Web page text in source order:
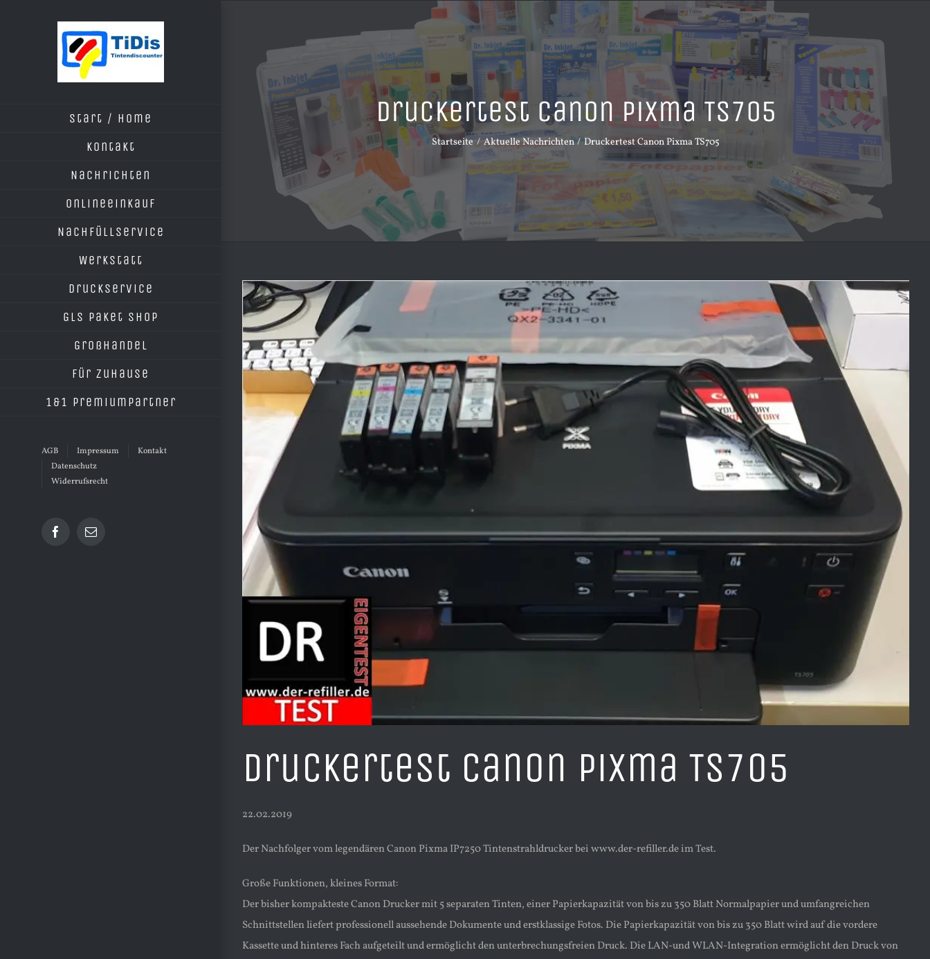
Start / Home
Kontakt
Nachrichten
Onlineeinkauf
Nachfüllservice
Werkstatt
Druckservice
GLS Paket Shop
Großhandel
Für Zuhause
1&1 Premiumpartner
AGB Impressum
Kontakt
Datenschutz
Widerrufsrecht
Facebook
E-
Druckertest Canon Pixma TS705
Startseite Aktuelle Nachrichten Druckertest Canon Pixma TS705
Zeige
grösseres
Bild
Druckertest Canon Pixma TS705
22.02.2019
Der Nachfolger vom legendären Canon Pixma IP7250 Tintenstrahldrucker bei www.der-refiller.de im Test.
Große Funktionen, kleines Format:
Der bisher kompakteste Canon Drucker mit 5 separaten Tinten, einer Papierkapazität von bis zu 350 Blatt Normalpapier und umfangreichen
Schnittstellen liefert professionell aussehende Dokumente und erstklassige Fotos. Die Papierkapazität von bis zu 350 Blatt wird auf die vordere
Kassette und hinteres Fach aufgeteilt und ermöglicht den unterbrechungsfreien Druck. Die LAN-und WLAN-Integration ermöglicht den Druck von